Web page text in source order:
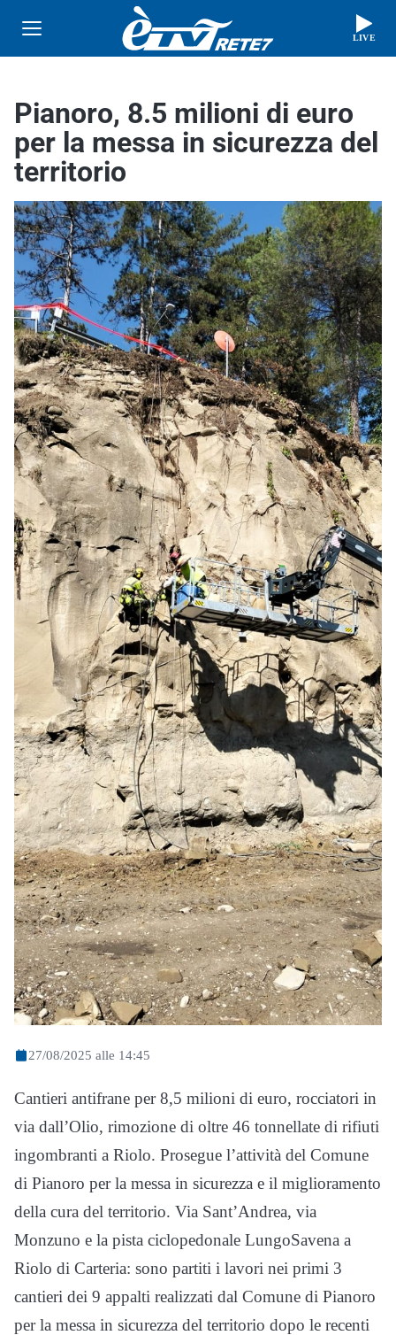
LIVE
Pianoro, 8.5 milioni di euro
per la messa in sicurezza del
territorio
27/08/2025 alle 14:45
Cantieri antifrane per 8,5 milioni di euro, rocciatori in
via dall’Olio, rimozione di oltre 46 tonnellate di rifiuti
ingombranti a Riolo. Prosegue l’attività del Comune
di Pianoro per la messa in sicurezza e il miglioramento
della cura del territorio. Via Sant’Andrea, via
Monzuno e la pista ciclopedonale LungoSavena a
Riolo di Carteria: sono partiti i lavori nei primi 3
cantieri dei 9 appalti realizzati dal Comune di Pianoro
per la messa in sicurezza del territorio dopo le recenti